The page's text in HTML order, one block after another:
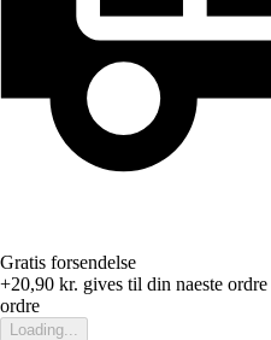
Gratis forsendelse
+20,90 kr. gives til din naeste ordre
ordre
Loading...